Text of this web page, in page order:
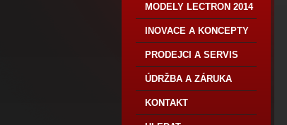
MODELY LECTRON 2014
INOVACE A KONCEPTY
PRODEJCI A SERVIS
ÚDRŽBA A ZÁRUKA
KONTAKT